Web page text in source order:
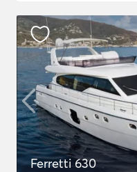
Ferretti 630